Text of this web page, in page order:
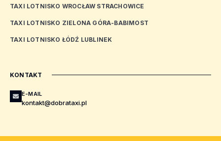
TAXI LOTNISKO WROCŁAW STRACHOWICE
TAXI LOTNISKO ZIELONA GÓRA-BABIMOST
TAXI LOTNISKO ŁÓDŹ LUBLINEK
KONTAKT
E-MAIL
kontakt@dobrataxi.pl